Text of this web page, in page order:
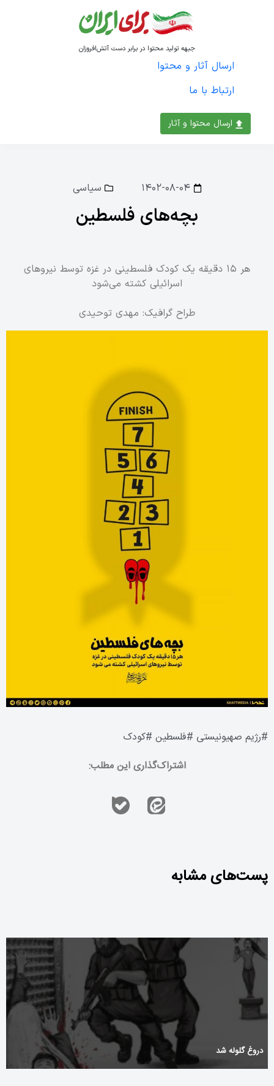
ارسال محتوا و آثار
جبهه تولید محتوا در برابر دست آتش‌افروزان
ارسال آثار و محتوا
ارتباط با ما
۱۴۰۲-۰۸-۰۴ سیاسی
بچه‌های فلسطین
هر ۱۵ دقیقه یک کودک فلسطینی در غزه توسط نیروهای
اسرائیلی کشته می‌شود
طراح گرافیک: مهدی توحیدی
#رژیم صهیونیستی #فلسطین #کودک
اشتراک‌گذاری این مطلب:
پست‌های مشابه
Suffirer InPlay Casino De Jeux Dargent Avoir Ampère Itinérant
Application . France Join Now talismaniacasino2.com
دروغ گلوله شد